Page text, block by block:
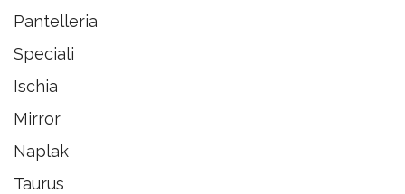
Pantelleria
Speciali
Ischia
Mirror
Naplak
Taurus